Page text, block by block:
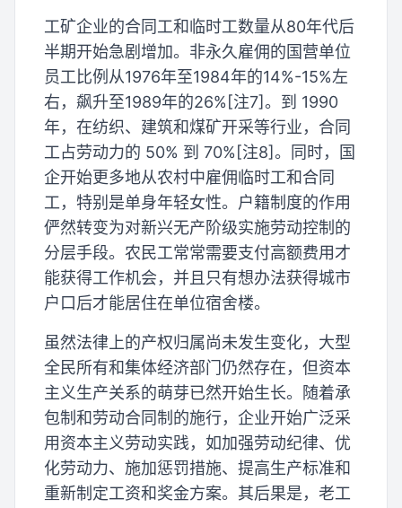
工矿企业的合同工和临时工数量从80年代后
半期开始急剧增加。非永久雇佣的国营单位
员工比例从1976年至1984年的14%-15%左
右，飙升至1989年的26%[注7]。到 1990
年，在纺织、建筑和煤矿开采等行业，合同
工占劳动力的 50% 到 70%[注8]。同时，国
企开始更多地从农村中雇佣临时工和合同
工，特别是单身年轻女性。户籍制度的作用
俨然转变为对新兴无产阶级实施劳动控制的
分层手段。农民工常常需要支付高额费用才
能获得工作机会，并且只有想办法获得城市
户口后才能居住在单位宿舍楼。
虽然法律上的产权归属尚未发生变化，大型
全民所有和集体经济部门仍然存在，但资本
主义生产关系的萌芽已然开始生长。随着承
包制和劳动合同制的施行，企业开始广泛采
用资本主义劳动实践，如加强劳动纪律、优
化劳动力、施加惩罚措施、提高生产标准和
重新制定工资和奖金方案。其后果是，老工